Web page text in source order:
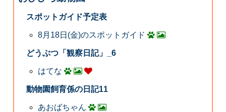
スポットガイド予定表
8月18日(金)のスポットガイド
どうぶつ「観察日記」_6
はてな
動物園飼育係の日記11
あおばちゃん